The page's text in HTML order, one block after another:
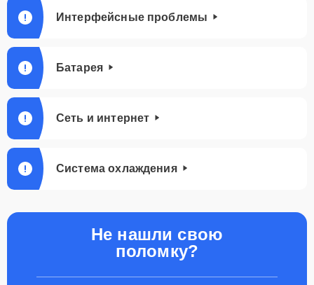
Интерфейсные проблемы
Батарея
Сеть и интернет
Система охлаждения
Не нашли свою
поломку?